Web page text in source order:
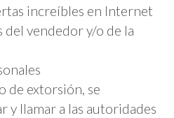
increíbles en Internet
del vendedor y/o de la
de extorsión, se
y llamar a las autoridades